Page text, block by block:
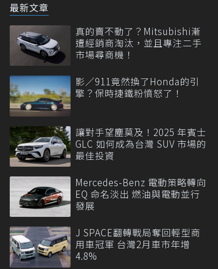
最新文章
真的賣不動了？Mitsubishi漸
遭經銷商淘汰，並且專注二手
市場尋商機！
影／911竟然換了Honda的引
擎？保時捷鐵粉憤怒了！
讓對手望塵莫及！2025 年賓士
GLC 如何成為台灣 SUV 市場的
最佳投資
Mercedes-Benz 電動策略轉向
EQ 命名淡出 燃油與電動並行
發展
J SPACE翻轉戰局奪回輕型商
用車冠軍 台灣2月車市年增
4.8%